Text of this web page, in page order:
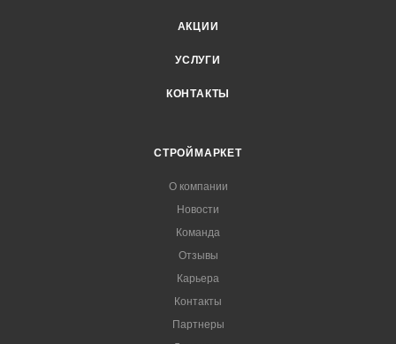
АКЦИИ
УСЛУГИ
КОНТАКТЫ
СТРОЙМАРКЕТ
О компании
Новости
Команда
Отзывы
Карьера
Контакты
Партнеры